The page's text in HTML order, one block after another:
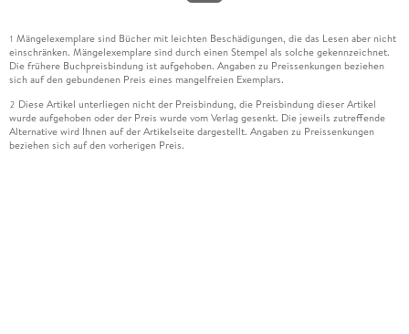
1 Mängelexemplare sind Bücher mit leichten Beschädigungen, die das Lesen aber nicht
einschränken. Mängelexemplare sind durch einen Stempel als solche gekennzeichnet.
Die frühere Buchpreisbindung ist aufgehoben. Angaben zu Preissenkungen beziehen
sich auf den gebundenen Preis eines mangelfreien Exemplars.
2 Diese Artikel unterliegen nicht der Preisbindung, die Preisbindung dieser Artikel
wurde aufgehoben oder der Preis wurde vom Verlag gesenkt. Die jeweils zutreffende
Alternative wird Ihnen auf der Artikelseite dargestellt. Angaben zu Preissenkungen
beziehen sich auf den vorherigen Preis.